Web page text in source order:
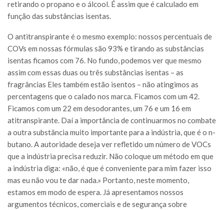
retirando o propano e o álcool. É assim que é calculado em
função das substâncias isentas.
O antitranspirante é o mesmo exemplo: nossos percentuais de
COVs em nossas fórmulas são 93% e tirando as substâncias
isentas ficamos com 76. No fundo, podemos ver que mesmo
assim com essas duas ou três substâncias isentas – as
fragrâncias Eles também estão isentos – não atingimos as
percentagens que o calado nos marca. Ficamos com um 42.
Ficamos com um 22 em desodorantes, um 76 e um 16 em
atitranspirante. Daí a importância de continuarmos no combate
a outra substância muito importante para a indústria, que é o n-
butano. A autoridade deseja ver refletido um número de VOCs
que a indústria precisa reduzir. Não coloque um método em que
a indústria diga: «não, é que é conveniente para mim fazer isso
mas eu não vou te dar nada.» Portanto, neste momento,
estamos em modo de espera. Já apresentamos nossos
argumentos técnicos, comerciais e de segurança sobre